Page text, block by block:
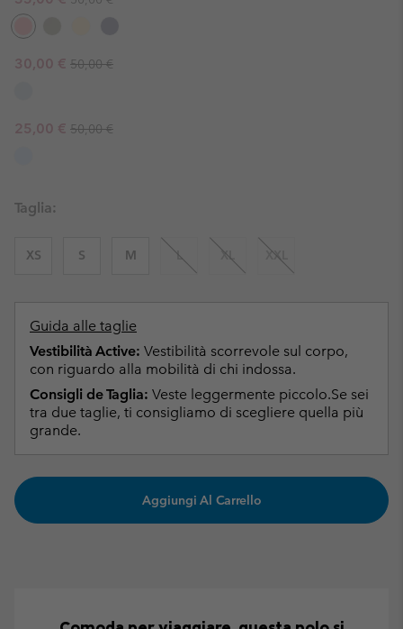
Sale price:
30,00 € Regular price:
50,00 €
Sale price:
25,00 € Regular price:
50,00 €
Taglia:
XS S M L XL XXL
Guida alle taglie
Vestibilità Active: Vestibilità scorrevole sul corpo,
con riguardo alla mobilità di chi indossa.
Consigli de Taglia: Veste leggermente piccolo.Se sei
tra due taglie, ti consigliamo di scegliere quella più
grande.
Aggiungi Al Carrello